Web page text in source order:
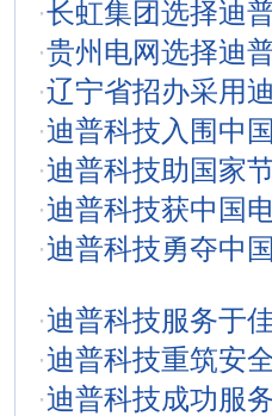
·长虹集团选择迪
·贵州电网选择迪
·辽宁省招办采用
·迪普科技入围中
·迪普科技助国家
·迪普科技获中国
·迪普科技勇夺中
·迪普科技服务于
·迪普科技重筑安
·迪普科技成功服